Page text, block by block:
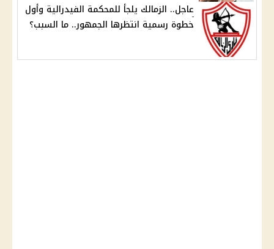
عاجل.. الزمالك يلجأ للمحكمة الفيدرالية وأول
خطوة رسمية انتظرها الجمهور.. ما السبب؟